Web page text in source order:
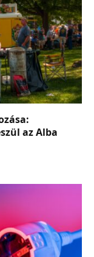
az Alba